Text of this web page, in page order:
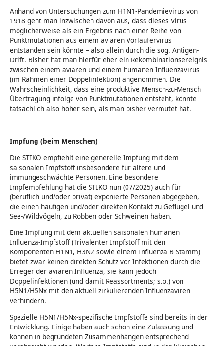
Anhand von Untersuchungen zum H1N1-Pandemievirus von
1918 geht man inzwischen davon aus, dass dieses Virus
möglicherweise als ein Ergebnis nach einer Reihe von
Punktmutationen aus einem aviären Vorläufervirus
entstanden sein könnte – also allein durch die sog. Antigen-
Drift. Bisher hat man hierfür eher ein Rekombinationsereignis
zwischen einem aviären und einem humanen Influenzavirus
(im Rahmen einer Doppelinfektion) angenommen. Die
Wahrscheinlichkeit, dass eine produktive Mensch-zu-Mensch
Übertragung infolge von Punktmutationen entsteht, könnte
tatsächlich also höher sein, als man bisher vermutet hat.
Impfung (beim Menschen)
Die STIKO empfiehlt eine generelle Impfung mit dem
saisonalen Impfstoff insbesondere für ältere und
immungeschwächte Personen. Eine besondere
Impfempfehlung hat die STIKO nun (07/2025) auch für
(beruflich und/oder privat) exponierte Personen abgegeben,
die einen häufigen und/oder direkten Kontakt zu Geflügel und
See-/Wildvögeln, zu Robben oder Schweinen haben.
Eine Impfung mit dem aktuellen saisonalen humanen
Influenza-Impfstoff (Trivalenter Impfstoff mit den
Komponenten H1N1, H3N2 sowie einem Influenza B Stamm)
bietet zwar keinen direkten Schutz vor Infektionen durch die
Erreger der aviären Influenza, sie kann jedoch
Doppelinfektionen (und damit Reassortments; s.o.) von
H5N1/H5Nx mit den aktuell zirkulierenden Influenzaviren
verhindern.
Spezielle H5N1/H5Nx-spezifische Impfstoffe sind bereits in der
Entwicklung. Einige haben auch schon eine Zulassung und
können in begründeten Zusammenhängen entsprechend